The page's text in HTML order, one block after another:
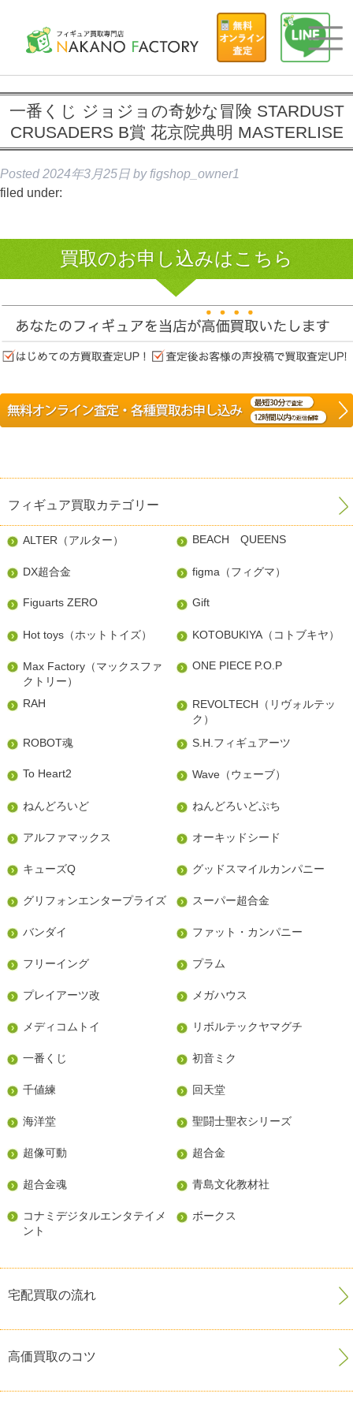
一番くじ ジョジョの奇妙な冒険 STARDUST
CRUSADERS B賞 花京院典明 MASTERLISE
Posted 2024年3月25日 by figshop_owner1
filed under:
買取のお申し込みはこちら
フィギュア買取カテゴリー
ALTER（アルター） BEACH QUEENS
DX超合金 figma（フィグマ）
Figuarts ZERO Gift
Hot toys（ホットトイズ） KOTOBUKIYA（コトブキヤ）
Max Factory（マックスファ
クトリー）
ONE PIECE P.O.P
RAH
REVOLTECH（リヴォルテッ
ク）
ROBOT魂
S.H.フィギュアーツ
To Heart2 Wave（ウェーブ）
ねんどろいど ねんどろいどぷち
アルファマックス オーキッドシード
キューズQ グッドスマイルカンパニー
グリフォンエンタープライズ スーパー超合金
バンダイ ファット・カンパニー
フリーイング プラム
プレイアーツ改 メガハウス
メディコムトイ リボルテックヤマグチ
一番くじ 初音ミク
千値練 回天堂
海洋堂 聖闘士聖衣シリーズ
超像可動 超合金
超合金魂 青島文化教材社
コナミデジタルエンタテイメ
ント
ボークス
宅配買取の流れ
高価買取のコツ